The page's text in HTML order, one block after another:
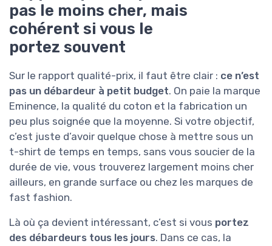
pas le moins cher, mais
cohérent si vous le
portez souvent
Sur le rapport qualité-prix, il faut être clair : ce n’est
pas un débardeur à petit budget. On paie la marque
Eminence, la qualité du coton et la fabrication un
peu plus soignée que la moyenne. Si votre objectif,
c’est juste d’avoir quelque chose à mettre sous un
t-shirt de temps en temps, sans vous soucier de la
durée de vie, vous trouverez largement moins cher
ailleurs, en grande surface ou chez les marques de
fast fashion.
Là où ça devient intéressant, c’est si vous portez
des débardeurs tous les jours. Dans ce cas, la